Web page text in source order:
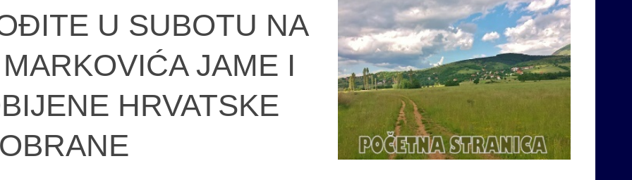
U SUBOTU NA
JAME I
HRVATSKE